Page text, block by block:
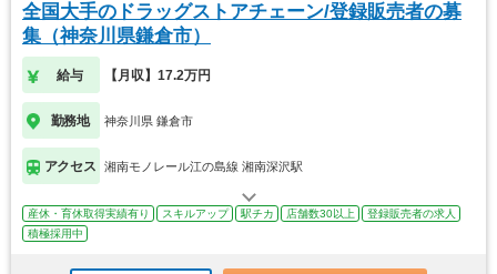
全国大手のドラッグストアチェーン/登録販売者の募
集（神奈川県鎌倉市）
給与 【月収】17.2万円
勤務地 神奈川県 鎌倉市
アクセス 湘南モノレール江の島線 湘南深沢駅
産休・育休取得実績有り スキルアップ 駅チカ 店舗数30以上
登録販売者の求人
積極採用中